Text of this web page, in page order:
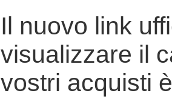
Il nuovo link
visualizzare il
vostri acquisti